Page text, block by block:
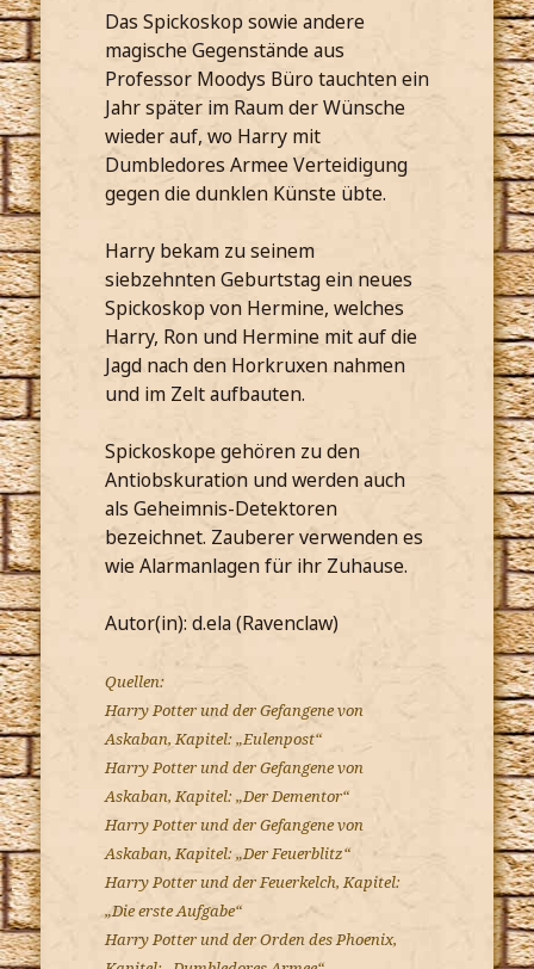
Das Spickoskop sowie andere
magische Gegenstände aus
Professor Moodys Büro tauchten ein
Jahr später im Raum der Wünsche
wieder auf, wo Harry mit
Dumbledores Armee Verteidigung
gegen die dunklen Künste übte.
Harry bekam zu seinem
siebzehnten Geburtstag ein neues
Spickoskop von Hermine, welches
Harry, Ron und Hermine mit auf die
Jagd nach den Horkruxen nahmen
und im Zelt aufbauten.
Spickoskope gehören zu den
Antiobskuration und werden auch
als Geheimnis-Detektoren
bezeichnet. Zauberer verwenden es
wie Alarmanlagen für ihr Zuhause.
Autor(in): d.ela (Ravenclaw)
Quellen:
Harry Potter und der Gefangene von
Askaban, Kapitel: „Eulenpost“
Harry Potter und der Gefangene von
Askaban, Kapitel: „Der Dementor“
Harry Potter und der Gefangene von
Askaban, Kapitel: „Der Feuerblitz“
Harry Potter und der Feuerkelch, Kapitel:
„Die erste Aufgabe“
Harry Potter und der Orden des Phoenix,